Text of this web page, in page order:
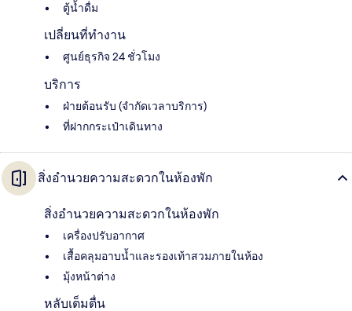
ตู้น้ำดื่ม
เปลี่ยนที่ทำงาน
ศูนย์ธุรกิจ 24 ชั่วโมง
บริการ
ฝ่ายต้อนรับ (จำกัดเวลาบริการ)
ที่ฝากกระเป๋าเดินทาง
สิ่งอำนวยความสะดวกในห้องพัก
สิ่งอำนวยความสะดวกในห้องพัก
เครื่องปรับอากาศ
เสื้อคลุมอาบน้ำและรองเท้าสวมภายในห้อง
มุ้งหน้าต่าง
หลับเต็มตื่น